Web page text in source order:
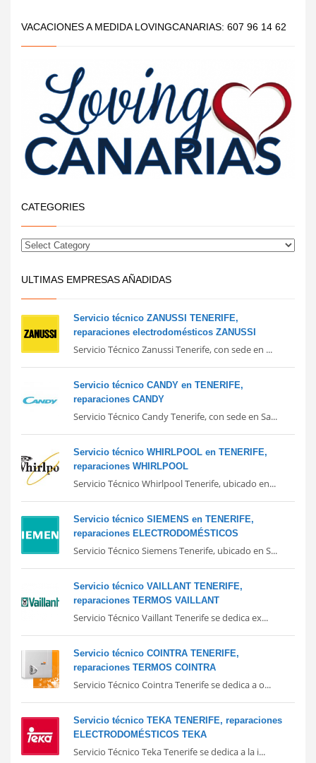
VACACIONES A MEDIDA LOVINGCANARIAS: 607 96 14 62
CATEGORIES
ULTIMAS EMPRESAS AÑADIDAS
Servicio técnico ZANUSSI TENERIFE,
reparaciones electrodomésticos ZANUSSI
Servicio Técnico Zanussi Tenerife, con sede en ...
Servicio técnico CANDY en TENERIFE,
reparaciones CANDY
Servicio Técnico Candy Tenerife, con sede en Sa...
Servicio técnico WHIRLPOOL en TENERIFE,
reparaciones WHIRLPOOL
Servicio Técnico Whirlpool Tenerife, ubicado en...
Servicio técnico SIEMENS en TENERIFE,
reparaciones ELECTRODOMÉSTICOS
Servicio Técnico Siemens Tenerife, ubicado en S...
Servicio técnico VAILLANT TENERIFE,
reparaciones TERMOS VAILLANT
Servicio Técnico Vaillant Tenerife se dedica ex...
Servicio técnico COINTRA TENERIFE,
reparaciones TERMOS COINTRA
Servicio Técnico Cointra Tenerife se dedica a o...
Servicio técnico TEKA TENERIFE, reparaciones
ELECTRODOMÉSTICOS TEKA
Servicio Técnico Teka Tenerife se dedica a la i...